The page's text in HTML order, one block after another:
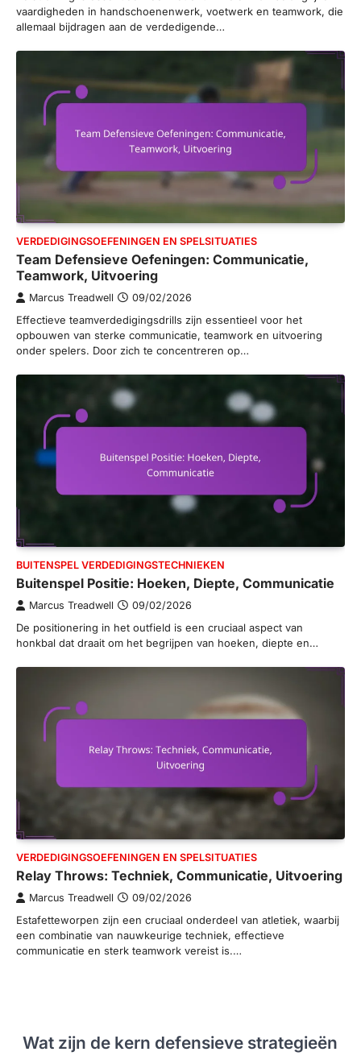
vaardigheden in handschoenenwerk, voetwerk en teamwork, die
allemaal bijdragen aan de verdedigende…
VERDEDIGINGSOEFENINGEN EN SPELSITUATIES
Team Defensieve Oefeningen: Communicatie,
Teamwork, Uitvoering
Marcus Treadwell 09/02/2026
Effectieve teamverdedigingsdrills zijn essentieel voor het
opbouwen van sterke communicatie, teamwork en uitvoering
onder spelers. Door zich te concentreren op…
BUITENSPEL VERDEDIGINGSTECHNIEKEN
Buitenspel Positie: Hoeken, Diepte, Communicatie
Marcus Treadwell 09/02/2026
De positionering in het outfield is een cruciaal aspect van
honkbal dat draait om het begrijpen van hoeken, diepte en…
VERDEDIGINGSOEFENINGEN EN SPELSITUATIES
Relay Throws: Techniek, Communicatie, Uitvoering
Marcus Treadwell 09/02/2026
Estafetteworpen zijn een cruciaal onderdeel van atletiek, waarbij
een combinatie van nauwkeurige techniek, effectieve
communicatie en sterk teamwork vereist is.…
Wat zijn de kern defensieve strategieën